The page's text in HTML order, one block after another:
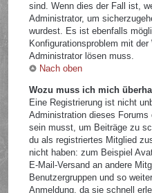
sind. Wenn dies der Fall ist,
Administrator, um
wurdest. Es ist ebenfalls
Konfigurationsproblem mit
Administrator lösen muss.
Nach oben
Wozu muss ich mich
Eine Registrierung ist nicht
Administration dieses
sein musst, um Beiträge zu
du als registriertes Mitglied
nicht haben: zum Beispiel
E-Mail-Versand an andere
Benutzergruppen und so
Anmeldung, da sie schnell